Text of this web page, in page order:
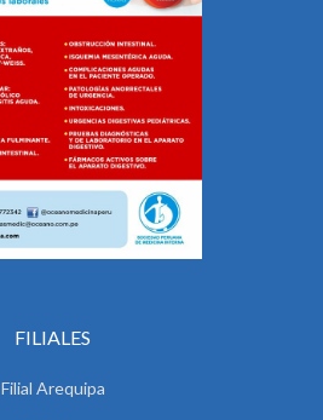
FILIALES
Filial Arequipa